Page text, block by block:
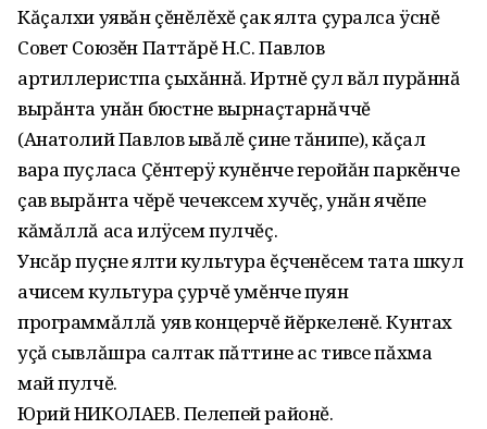
Кăçалхи уявăн çĕнĕлĕхĕ çак ялта çуралса ÿснĕ
Совет Союзĕн Паттăрĕ Н.С. Павлов
артиллеристпа çыхăннă. Иртнĕ çул вăл пурăннă
вырăнта унăн бюстне вырнаçтарнăччĕ
(Анатолий Павлов ывăлĕ çине тăнипе), кăçал
вара пуçласа Çĕнтерÿ кунĕнче геройăн паркĕнче
çав вырăнта чĕрĕ чечексем хучĕç, унăн ячĕпе
кăмăллă аса илÿсем пулчĕç.
Унсăр пуçне ялти культура ĕçченĕсем тата шкул
ачисем культура çурчĕ умĕнче пуян
программăллă уяв концерчĕ йĕркеленĕ. Кунтах
уçă сывлăшра салтак пăттине ас тивсе пăхма
май пулчĕ.
Юрий НИКОЛАЕВ. Пелепей районĕ.